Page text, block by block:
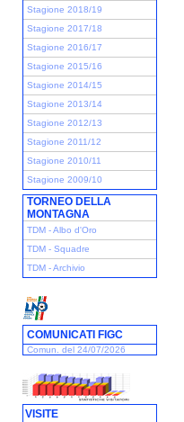
Stagione 2018/19
Stagione 2017/18
Stagione 2016/17
Stagione 2015/16
Stagione 2014/15
Stagione 2013/14
Stagione 2012/13
Stagione 2011/12
Stagione 2010/11
Stagione 2009/10
TORNEO DELLA
MONTAGNA
TDM - Albo d'Oro
TDM - Squadre
TDM - Archivio
COMUNICATI FIGC
Comun. del 24/07/2026
VISITE